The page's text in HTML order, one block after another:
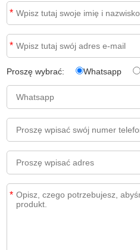
*
*
Proszę wybrać: Whatsapp
*